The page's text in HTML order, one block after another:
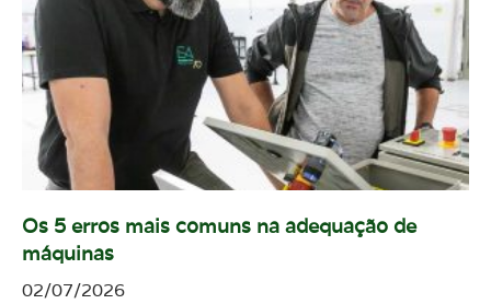
Os 5 erros mais comuns na adequação de
máquinas
02/07/2026